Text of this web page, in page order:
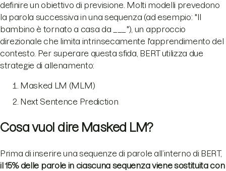
definire un obiettivo di previsione. Molti modelli prevedono
la parola successiva in una sequenza (ad esempio: "Il
bambino è tornato a casa da ___"), un approccio
direzionale che limita intrinsecamente l'apprendimento del
contesto. Per superare questa sfida, BERT utilizza due
strategie di allenamento:
Masked LM (MLM)
Next Sentence Prediction
Cosa vuol dire Masked LM?
Prima di inserire una sequenze di parole all’interno di BERT,
il 15% delle parole in ciascuna sequenza viene sostituita con